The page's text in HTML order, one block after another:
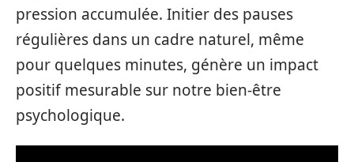
pression accumulée. Initier des pauses
régulières dans un cadre naturel, même
pour quelques minutes, génère un impact
positif mesurable sur notre bien-être
psychologique.